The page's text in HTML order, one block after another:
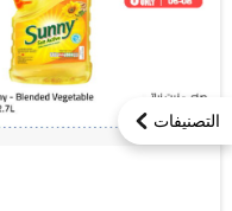
التصنيفات